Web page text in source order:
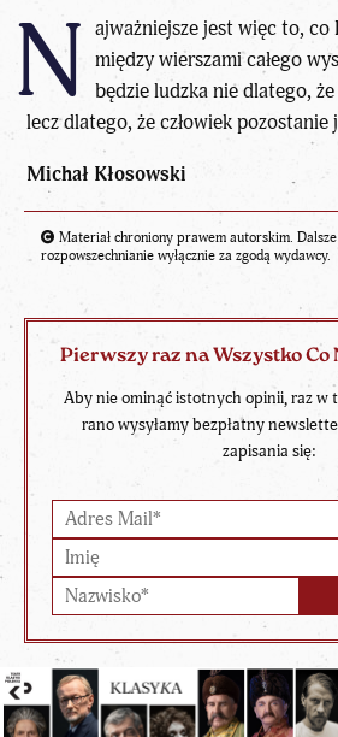
N ajważniejsze jest więc to, co
między wierszami całego
będzie ludzka nie dlatego,
lecz dlatego, że człowiek pozostanie
Michał Kłosowski
Materiał chroniony prawem autorskim. Dalsze
rozpowszechnianie wyłącznie za zgodą wydawcy.
Pierwszy raz na Wszystko Co
Aby nie ominąć istotnych opinii, raz w
rano wysyłamy bezpłatny
zapisania się: